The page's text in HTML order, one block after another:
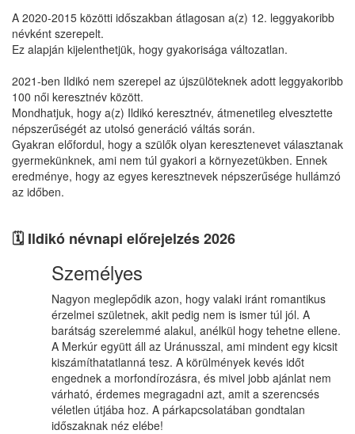
A 2020-2015 közötti időszakban átlagosan a(z) 12. leggyakoribb
névként szerepelt.
Ez alapján kijelenthetjük, hogy gyakorisága változatlan.
2021-ben Ildikó nem szerepel az újszülöteknek adott leggyakoribb
100 női keresztnév között.
Mondhatjuk, hogy a(z) Ildikó keresztnév, átmenetileg elvesztette
népszerűségét az utolsó generáció váltás során.
Gyakran előfordul, hogy a szülők olyan keresztenevet választanak
gyermekünknek, ami nem túl gyakori a környezetükben. Ennek
eredménye, hogy az egyes keresztnevek népszerűsége hullámzó
az időben.
🗓️ Ildikó névnapi előrejelzés 2026
Személyes
Nagyon meglepődik azon, hogy valaki iránt romantikus
érzelmei születnek, akit pedig nem is ismer túl jól. A
barátság szerelemmé alakul, anélkül hogy tehetne ellene.
A Merkúr együtt áll az Uránusszal, ami mindent egy kicsit
kiszámíthatatlanná tesz. A körülmények kevés időt
engednek a morfondírozásra, és mivel jobb ajánlat nem
várható, érdemes megragadni azt, amit a szerencsés
véletlen útjába hoz. A párkapcsolatában gondtalan
időszaknak néz elébe!